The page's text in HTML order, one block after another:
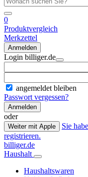
0
Produktvergleich
Merkzettel
Anmelden
Login billiger.de
angemeldet bleiben
Passwort vergessen?
Anmelden
oder
Weiter mit Apple
Sie
registrieren.
billiger.de
Haushalt
Haushaltswaren